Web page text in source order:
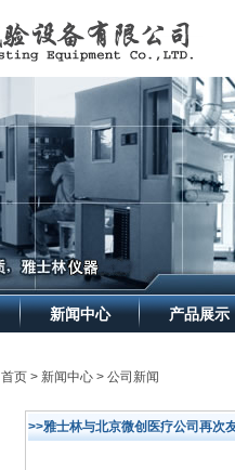
新闻中心 产品展示
首页 > 新闻中心 > 公司新闻
>>雅士林与北京微创医疗公司再次